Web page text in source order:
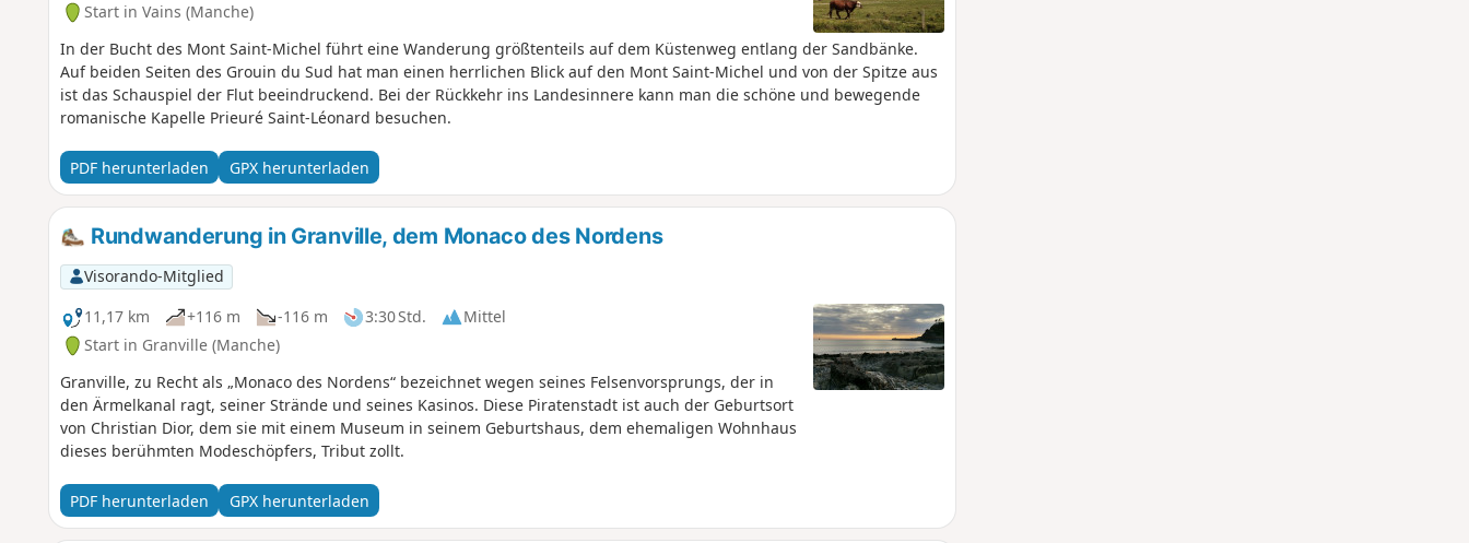
Start in Vains (Manche)
In der Bucht des Mont Saint-Michel führt eine Wanderung größtenteils auf dem Küstenweg entlang der Sandbänke.
Auf beiden Seiten des Grouin du Sud hat man einen herrlichen Blick auf den Mont Saint-Michel und von der Spitze aus
ist das Schauspiel der Flut beeindruckend. Bei der Rückkehr ins Landesinnere kann man die schöne und bewegende
romanische Kapelle Prieuré Saint-Léonard besuchen.
PDF herunterladen GPX herunterladen
Rundwanderung in Granville, dem Monaco des Nordens
Visorando-Mitglied
11,17 km
+116 m -116 m 3:30 Std.
Mittel
Start in Granville (Manche)
Granville, zu Recht als „Monaco des Nordens“ bezeichnet wegen seines Felsenvorsprungs, der in
den Ärmelkanal ragt, seiner Strände und seines Kasinos. Diese Piratenstadt ist auch der Geburtsort
von Christian Dior, dem sie mit einem Museum in seinem Geburtshaus, dem ehemaligen Wohnhaus
dieses berühmten Modeschöpfers, Tribut zollt.
PDF herunterladen GPX herunterladen